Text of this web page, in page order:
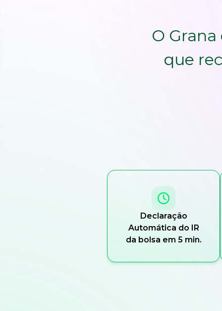
O
que
Declaração
Automática do IR
da bolsa em 5 min.